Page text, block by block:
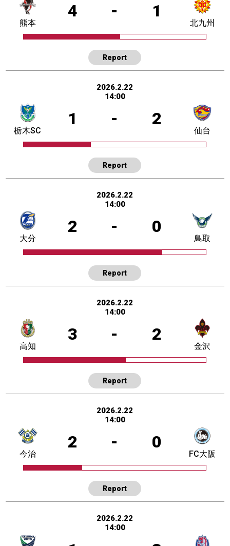
4 - 1
熊本 北九州
Report
2026.2.22
14:00
1 - 2
栃木SC 仙台
Report
2026.2.22
14:00
2 - 0
大分 鳥取
Report
2026.2.22
14:00
3 - 2
高知 金沢
Report
2026.2.22
14:00
2 - 0
今治 FC大阪
Report
2026.2.22
14:00